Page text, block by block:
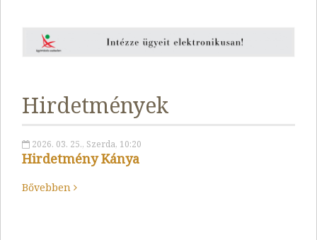
Hirdetmények
2026. 03. 25., Szerda, 10:20
Hirdetmény Kánya
Bővebben